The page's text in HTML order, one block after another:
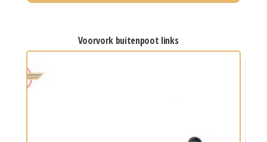
voorvork buitenpoot links